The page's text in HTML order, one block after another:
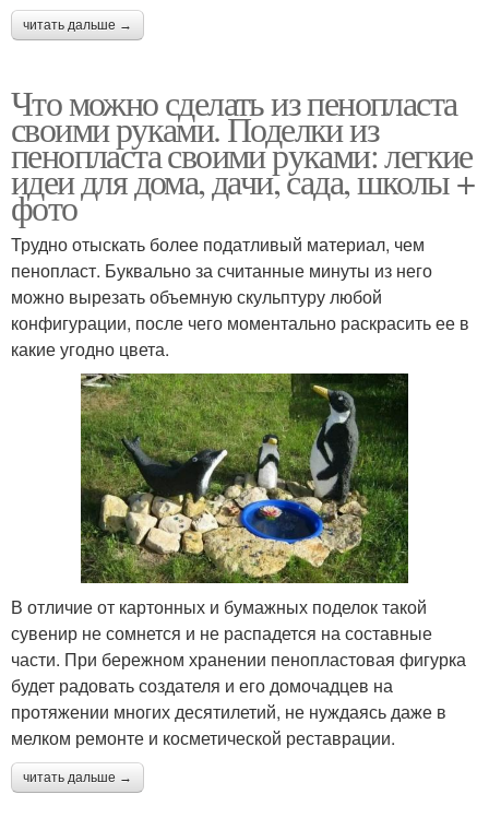
читать дальше →
Что можно сделать из пенопласта
своими руками. Поделки из
пенопласта своими руками: легкие
идеи для дома, дачи, сада, школы +
фото
Трудно отыскать более податливый материал, чем
пенопласт. Буквально за считанные минуты из него
можно вырезать объемную скульптуру любой
конфигурации, после чего моментально раскрасить ее в
какие угодно цвета.
В отличие от картонных и бумажных поделок такой
сувенир не сомнется и не распадется на составные
части. При бережном хранении пенопластовая фигурка
будет радовать создателя и его домочадцев на
протяжении многих десятилетий, не нуждаясь даже в
мелком ремонте и косметической реставрации.
читать дальше →